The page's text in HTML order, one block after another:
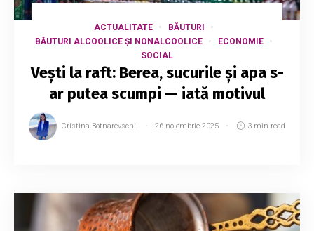
ACTUALITATE
BĂUTURI
BĂUTURI ALCOOLICE ȘI NONALCOOLICE
ECONOMIE
SOCIAL
Vești la raft: Berea, sucurile și apa s-
ar putea scumpi — iată motivul
Cristina Botnarevschi 26 noiembrie 2025 3 min read